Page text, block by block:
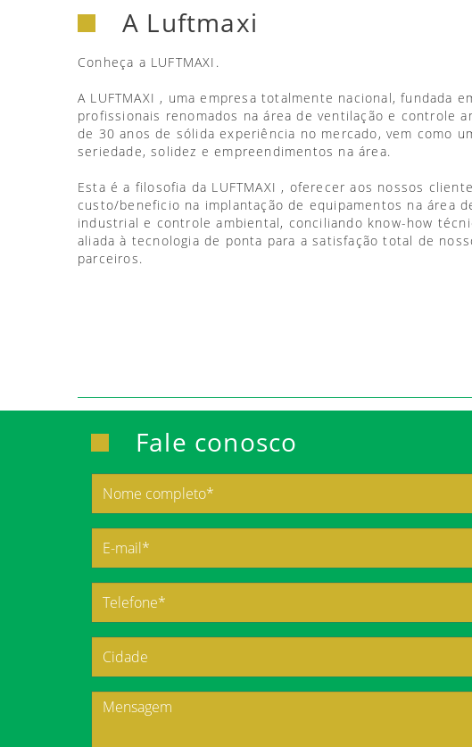
A Luftmaxi
Conheça a LUFTMAXI.
A LUFTMAXI , uma empresa totalmente nacional, fundada
profissionais renomados na área de ventilação e controle
de 30 anos de sólida experiência no mercado, vem como
seriedade, solidez e empreendimentos na área.
Esta é a filosofia da LUFTMAXI , oferecer aos nossos
custo/beneficio na implantação de equipamentos na área
industrial e controle ambiental, conciliando know-how
aliada à tecnologia de ponta para a satisfação total de
parceiros.
Fale conosco